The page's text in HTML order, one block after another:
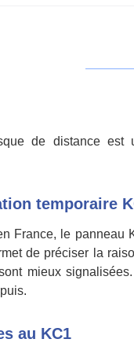
de distance est
temporaire
France, le
de préciser la
mieux
au KC1